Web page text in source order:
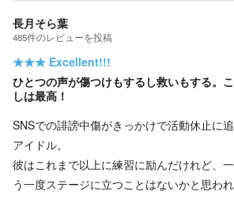
長月そら葉
485件のレビューを投稿
★★★ Excellent!!!
ひとつの声が傷つけもするし救いもする。
しは最高！
SNSでの誹謗中傷がきっかけで活動休止に
アイドル。
彼はこれまで以上に練習に励んだけれど、
う一度ステージに立つことはないかと思われ